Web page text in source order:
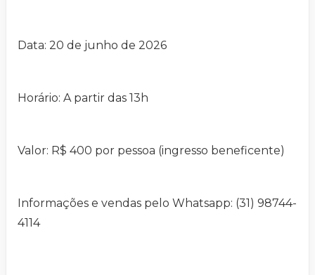
Data: 20 de junho de 2026
Horário: A partir das 13h
Valor: R$ 400 por pessoa (ingresso beneficente)
Informações e vendas pelo Whatsapp: (31) 98744-
4114